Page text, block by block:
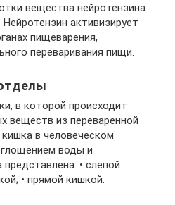
вещества нейротензина
активизирует
пищеварения,
переваривания пищи.
в которой происходит
веществ из переваренной
в человеческом
воды и
• слепой
• прямой кишкой.